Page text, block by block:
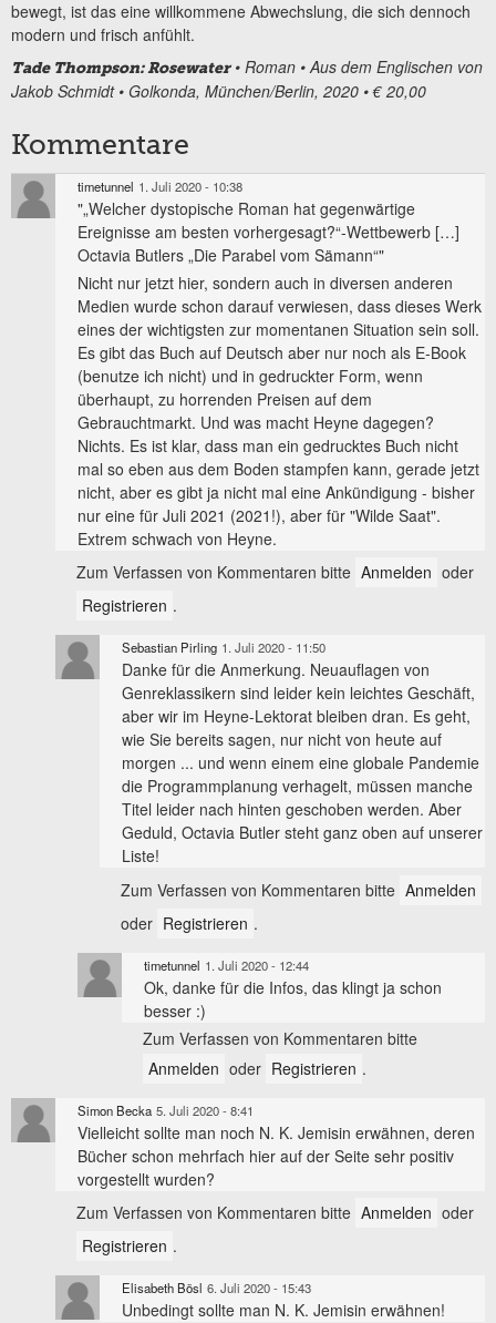
bewegt, ist das eine willkommene Abwechslung, die sich dennoch
modern und frisch anfühlt.
Tade Thompson: Rosewater • Roman • Aus dem Englischen von
Jakob Schmidt • Golkonda, München/Berlin, 2020 • € 20,00
Kommentare
timetunnel 1. Juli 2020 - 10:38
"„Welcher dystopische Roman hat gegenwärtige
Ereignisse am besten vorhergesagt?“-Wettbewerb […]
Octavia Butlers „Die Parabel vom Sämann“"
Nicht nur jetzt hier, sondern auch in diversen anderen
Medien wurde schon darauf verwiesen, dass dieses Werk
eines der wichtigsten zur momentanen Situation sein soll.
Es gibt das Buch auf Deutsch aber nur noch als E-Book
(benutze ich nicht) und in gedruckter Form, wenn
überhaupt, zu horrenden Preisen auf dem
Gebrauchtmarkt. Und was macht Heyne dagegen?
Nichts. Es ist klar, dass man ein gedrucktes Buch nicht
mal so eben aus dem Boden stampfen kann, gerade jetzt
nicht, aber es gibt ja nicht mal eine Ankündigung - bisher
nur eine für Juli 2021 (2021!), aber für "Wilde Saat".
Extrem schwach von Heyne.
Zum Verfassen von Kommentaren bitte Anmelden oder
Registrieren .
Sebastian Pirling 1. Juli 2020 - 11:50
Danke für die Anmerkung. Neuauflagen von
Genreklassikern sind leider kein leichtes Geschäft,
aber wir im Heyne-Lektorat bleiben dran. Es geht,
wie Sie bereits sagen, nur nicht von heute auf
morgen ... und wenn einem eine globale Pandemie
die Programmplanung verhagelt, müssen manche
Titel leider nach hinten geschoben werden. Aber
Geduld, Octavia Butler steht ganz oben auf unserer
Liste!
Zum Verfassen von Kommentaren bitte Anmelden
oder Registrieren .
timetunnel 1. Juli 2020 - 12:44
Ok, danke für die Infos, das klingt ja schon
besser :)
Zum Verfassen von Kommentaren bitte
Anmelden oder Registrieren .
Simon Becka 5. Juli 2020 - 8:41
Vielleicht sollte man noch N. K. Jemisin erwähnen, deren
Bücher schon mehrfach hier auf der Seite sehr positiv
vorgestellt wurden?
Zum Verfassen von Kommentaren bitte Anmelden oder
Registrieren .
Elisabeth Bösl 6. Juli 2020 - 15:43
Unbedingt sollte man N. K. Jemisin erwähnen!